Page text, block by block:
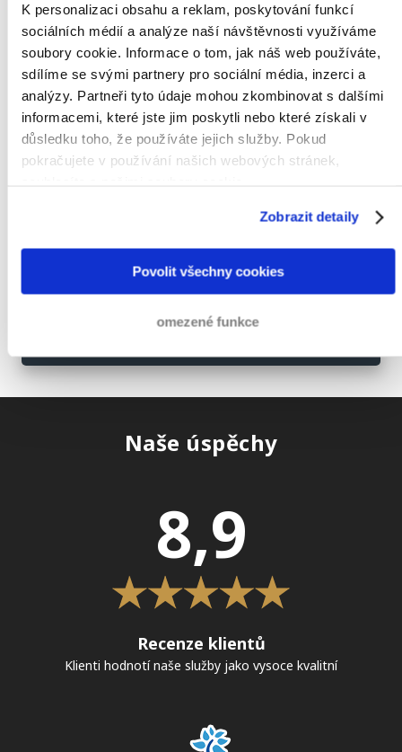
K personalizaci obsahu a reklam, poskytování funkcí
sociálních médií a analýze naší návštěvnosti využíváme
soubory cookie. Informace o tom, jak náš web používáte,
sdílíme se svými partnery pro sociální média, inzerci a
analýzy. Partneři tyto údaje mohou zkombinovat s dalšími
informacemi, které jste jim poskytli nebo které získali v
důsledku toho, že používáte jejich služby. Pokud
pokračujete v používání našich webových stránek,
Zobrazit detaily
Povolit všechny cookies
omezené funkce
Ano, souhlasím sprohlášením o ochraně osobních údajů
Naše úspěchy
8,9
Recenze klientů
Klienti hodnotí naše služby jako vysoce kvalitní